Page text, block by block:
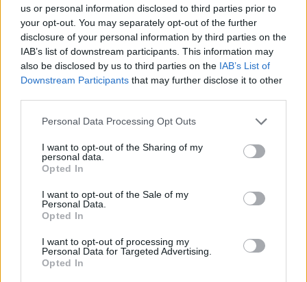
us or personal information disclosed to third parties prior to
your opt-out. You may separately opt-out of the further
disclosure of your personal information by third parties on the
IAB’s list of downstream participants. This information may
also be disclosed by us to third parties on the IAB’s List of
Downstream Participants that may further disclose it to other
Please note that this website/app uses one or more Google
not limited to your visit or usage behaviour. You may click to
grant or deny consent to Google and its third-party tags to
use your data for below specified purposes in below Google
consent section.
Personal Data Processing Opt Outs
I want to opt-out of the Sharing of my
personal data.
Opted In
I want to opt-out of the Sale of my
Personal Data.
Opted In
I want to opt-out of processing my
Personal Data for Targeted Advertising.
Opted In
Plano de governo de Lula: soberania, investimentos e reforma
tributária
Rafael Oliveira · 9 ago 2026
NÃO CLASSIFICADO